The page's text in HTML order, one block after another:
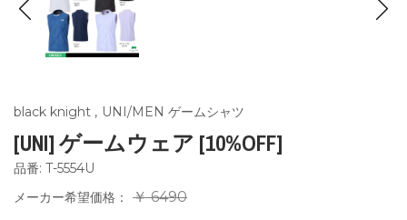
black knight , UNI/MEN ゲームシャツ
[UNI] ゲームウェア [10%OFF]
品番: T-5554U
メーカー希望価格：
￥ 6490